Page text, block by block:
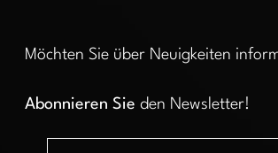
Möchten Sie über Neuigkeiten
Abonnieren Sie den Newsletter!